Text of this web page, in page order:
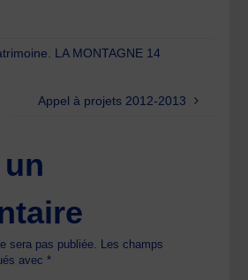
LA MONTAGNE 14
Appel à projets 2012-2013
sera pas publiée. Les champs
avec*